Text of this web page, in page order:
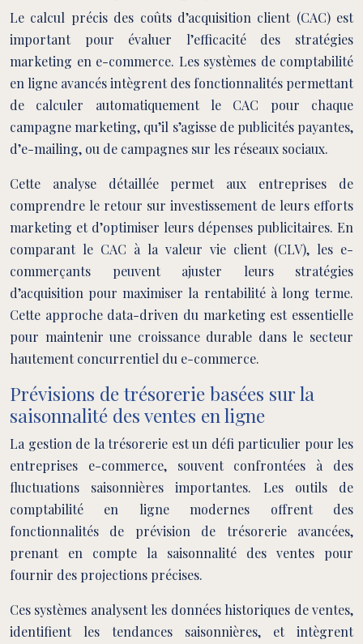
Le calcul précis des coûts d’acquisition client (CAC) est
important pour évaluer l’efficacité des stratégies
marketing en e-commerce. Les systèmes de comptabilité
en ligne avancés intègrent des fonctionnalités permettant
de calculer automatiquement le CAC pour chaque
campagne marketing, qu’il s’agisse de publicités payantes,
d’e-mailing, ou de campagnes sur les réseaux sociaux.
Cette analyse détaillée permet aux entreprises de
comprendre le retour sur investissement de leurs efforts
marketing et d’optimiser leurs dépenses publicitaires. En
comparant le CAC à la valeur vie client (CLV), les e-
commerçants peuvent ajuster leurs stratégies
d’acquisition pour maximiser la rentabilité à long terme.
Cette approche data-driven du marketing est essentielle
pour maintenir une croissance durable dans le secteur
hautement concurrentiel du e-commerce.
Prévisions de trésorerie basées sur la
saisonnalité des ventes en ligne
La gestion de la trésorerie est un défi particulier pour les
entreprises e-commerce, souvent confrontées à des
fluctuations saisonnières importantes. Les outils de
comptabilité en ligne modernes offrent des
fonctionnalités de prévision de trésorerie avancées,
prenant en compte la saisonnalité des ventes pour
fournir des projections précises.
Ces systèmes analysent les données historiques de ventes,
identifient les tendances saisonnières, et intègrent